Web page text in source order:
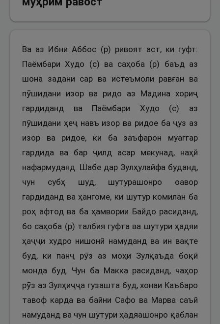
Ва аз Ибни Аббос (р) ривоят аст, ки гуфт:
Паёмбари Худо (с) ва саҳоба (р) баъд аз
шона задани сар ва истеъмоли равған ва
пӯшидани изор ва ридо аз Мадина хориҷ
гардиданд ва Паёмбари Худо (с) аз
пӯшидани ҳеҷ навъ изор ва ридое ба ҷуз аз
изор ва ридое, ки ба заъфарон муаггар
гардида ва бар ҷилд асар мекунад, наҳй
нафармуданд. Шабе дар Зулҳулайфа буданд,
чун субҳ шуд, шутурашонро оавор
гардиданд ва ҳангоме, ки шутур комилан ба
роҳ афтод ва ба ҳамвории Байдо расиданд,
бо саҳоба (р) талбия гуфта ва шутури ҳадяи
ҳаҷҷи худро нишонӣ намуданд ва ин вақте
буд, ки панҷ рӯз аз моҳи Зулқаъда боқӣ
монда буд. Чун ба Макка расиданд, чаҳор
рӯз аз Зулҳиҷҷа гузашта буд, хонаи Каъбаро
тавоф карда ва байни Сафо ва Марва саъй
намуданд ва чун шутури ҳадяашонро қаблан